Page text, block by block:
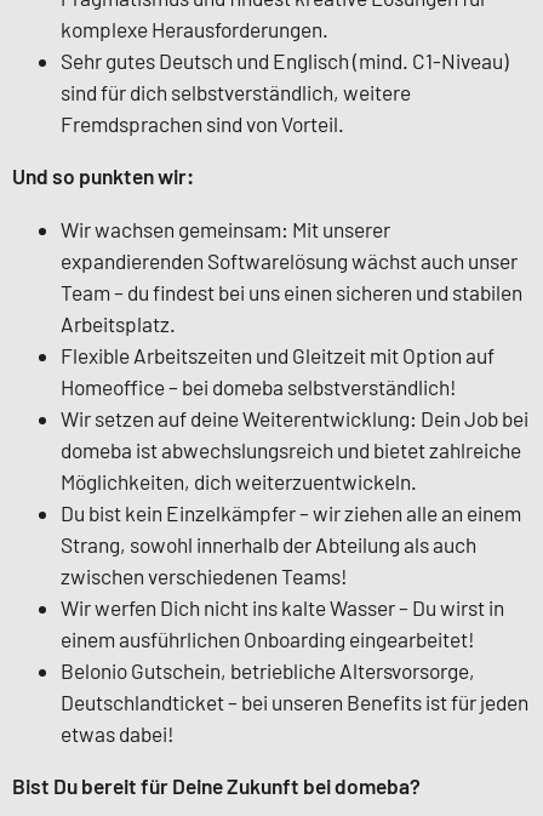
komplexe Herausforderungen.
Sehr gutes Deutsch und Englisch (mind. C1-Niveau)
sind für dich selbstverständlich, weitere
Fremdsprachen sind von Vorteil.
Und so punkten wir:
Wir wachsen gemeinsam: Mit unserer
expandierenden Softwarelösung wächst auch unser
Team – du findest bei uns einen sicheren und stabilen
Arbeitsplatz.
Flexible Arbeitszeiten und Gleitzeit mit Option auf
Homeoffice – bei domeba selbstverständlich!
Wir setzen auf deine Weiterentwicklung: Dein Job bei
domeba ist abwechslungsreich und bietet zahlreiche
Möglichkeiten, dich weiterzuentwickeln.
Du bist kein Einzelkämpfer – wir ziehen alle an einem
Strang, sowohl innerhalb der Abteilung als auch
zwischen verschiedenen Teams!
Wir werfen Dich nicht ins kalte Wasser – Du wirst in
einem ausführlichen Onboarding eingearbeitet!
Belonio Gutschein, betriebliche Altersvorsorge,
Deutschlandticket – bei unseren Benefits ist für jeden
etwas dabei!
Bist Du bereit für Deine Zukunft bei domeba?